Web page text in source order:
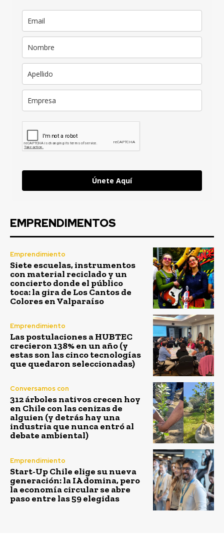
Únete Aquí
EMPRENDIMENTOS
Emprendimiento
Siete escuelas, instrumentos
con material reciclado y un
concierto donde el público
toca: la gira de Los Cantos de
Colores en Valparaíso
Emprendimiento
Las postulaciones a HUBTEC
crecieron 138% en un año (y
estas son las cinco tecnologías
que quedaron seleccionadas)
Conversamos con
312 árboles nativos crecen hoy
en Chile con las cenizas de
alguien (y detrás hay una
industria que nunca entró al
debate ambiental)
Emprendimiento
Start-Up Chile elige su nueva
generación: la IA domina, pero
la economía circular se abre
paso entre las 59 elegidas